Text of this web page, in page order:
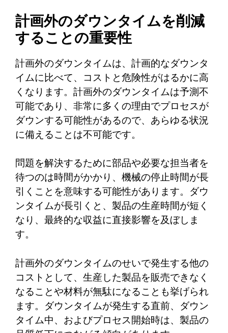
計画外のダウンタイムを削減
することの重要性
計画外のダウンタイムは、計画的なダウンタ
イムに比べて、コストと危険性がはるかに高
くなります。計画外のダウンタイムは予測不
可能であり、非常に多くの理由でプロセスが
ダウンする可能性があるので、あらゆる状況
に備えることは不可能です。
問題を解決するために部品や必要な担当者を
待つのは時間がかかり、機械の停止時間が長
引くことを意味する可能性があります。ダウ
ンタイムが長引くと、製品の生産時間が短く
なり、最終的な収益に直接影響を及ぼしま
す。
計画外のダウンタイムのせいで発生する他の
コストとして、生産した製品を販売できなく
なることや材料が無駄になることも挙げられ
ます。ダウンタイムが発生する直前、ダウン
タイム中、およびプロセス開始時は、製品の